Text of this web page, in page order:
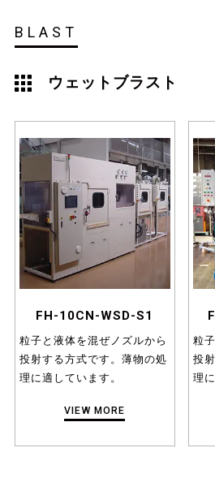
BLAST
ウェットブラスト
FH-10CN-WSD-S1
粒子と液体を混ぜノズルから
投射する方式です。薄物の処
理に適しています。
VIEW MORE
粒
投
理